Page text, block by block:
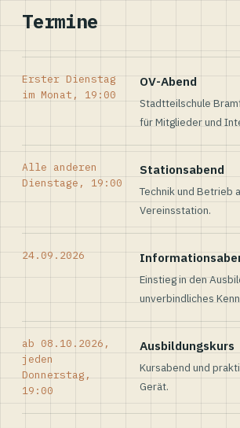
Termine
Erster Dienstag
im Monat, 19:00
OV-Abend
Stadtteilschule
für Mitglieder und
Alle anderen
Dienstage, 19:00
Stationsabend
Technik und Betrieb
Vereinsstation.
24.09.2026
Einstieg in den
unverbindliches
ab 08.10.2026,
jeden
Donnerstag,
19:00
Ausbildungskurs
Kursabend und
Gerät.